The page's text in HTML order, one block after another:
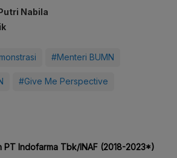
Nabila
#Menteri BUMN
#Give Me Perspective